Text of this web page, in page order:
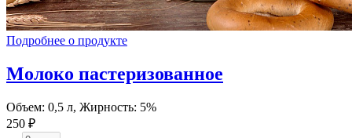
Подробнее о продукте
Молоко пастеризованное
Объем: 0,5 л, Жирность: 5%
250 ₽